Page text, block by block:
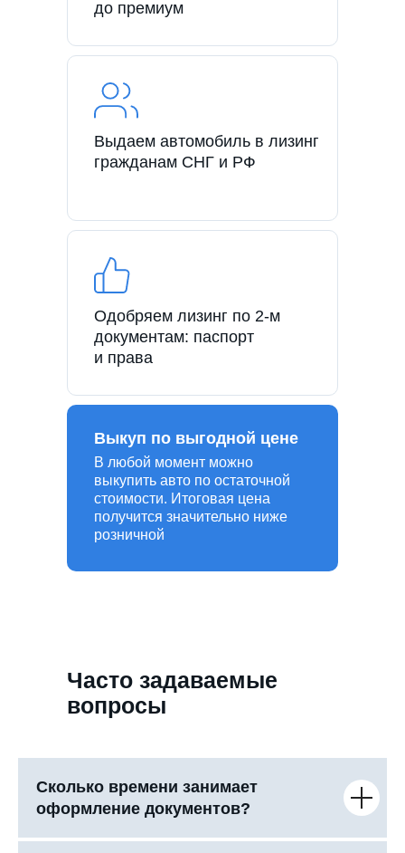
до премиум
Выдаем автомобиль в лизинг
гражданам СНГ и РФ
Одобряем лизинг по 2-м
документам: паспорт
и права
В любой момент можно
выкупить авто по остаточной
стоимости. Итоговая цена
получится значительно ниже
розничной
Выкуп по выгодной цене
Часто задаваемые
вопросы
Сколько времени занимает
оформление документов?